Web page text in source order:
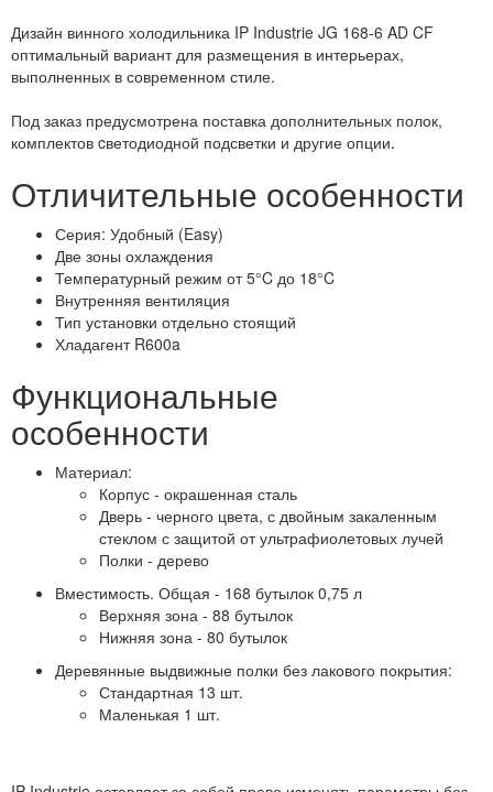
Дизайн винного холодильника IP Industrie JG 168-6 AD CF
оптимальный вариант для размещения в интерьерах,
выполненных в современном стиле.
Под заказ предусмотрена поставка дополнительных полок,
комплектов cветодиодной подсветки и другие опции.
Отличительные особенности
Серия: Удобный (Easy)
Две зоны охлаждения
Температурный режим от 5°C до 18°C
Внутренняя вентиляция
Тип установки отдельно стоящий
Хладагент R600a
Функциональные
особенности
Материал:
Корпус - окрашенная сталь
Дверь - черного цвета, с двойным закаленным
стеклом с защитой от ультрафиолетовых лучей
Полки - дерево
Вместимость. Общая - 168 бутылок 0,75 л
Верхняя зона - 88 бутылок
Нижняя зона - 80 бутылок
Деревянные выдвижные полки без лакового покрытия:
Стандартная 13 шт.
Маленькая 1 шт.